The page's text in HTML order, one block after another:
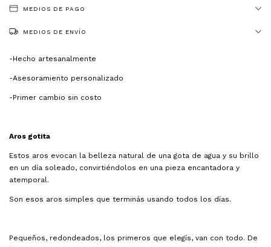
MEDIOS DE PAGO
MEDIOS DE ENVÍO
-Hecho artesanalmente
-Asesoramiento personalizado
-Primer cambio sin costo
Aros gotita
Estos aros evocan la belleza natural de una gota de agua y su brillo
en un día soleado, convirtiéndolos en una pieza encantadora y
atemporal.
Son esos aros simples que terminás usando todos los días.
Pequeños, redondeados, los primeros que elegís, van con todo. De